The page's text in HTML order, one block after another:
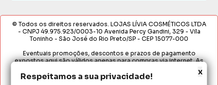
Respeitamos a sua privacidade! x
© Todos os direitos reservados. LOJAS LÍVIA COSMÉTICOS LTDA
- CNPJ 49.975.923/0003-10 Avenida Percy Gandini, 329 - Vila
Toninho - São José do Rio Preto/SP - CEP 15077-000
Eventuais promoções, descontos e prazos de pagamento
expostos aqui são válidos apenas para compras via internet. As
Loja. É proibida a utilização total ou parcial sem nossa autorização.